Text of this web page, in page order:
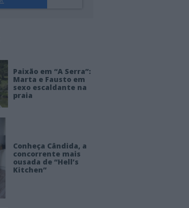
Paixão em “A Serra”:
Marta e Fausto em
sexo escaldante na
praia
Conheça Cândida, a
concorrente mais
ousada de “Hell’s
Kitchen”